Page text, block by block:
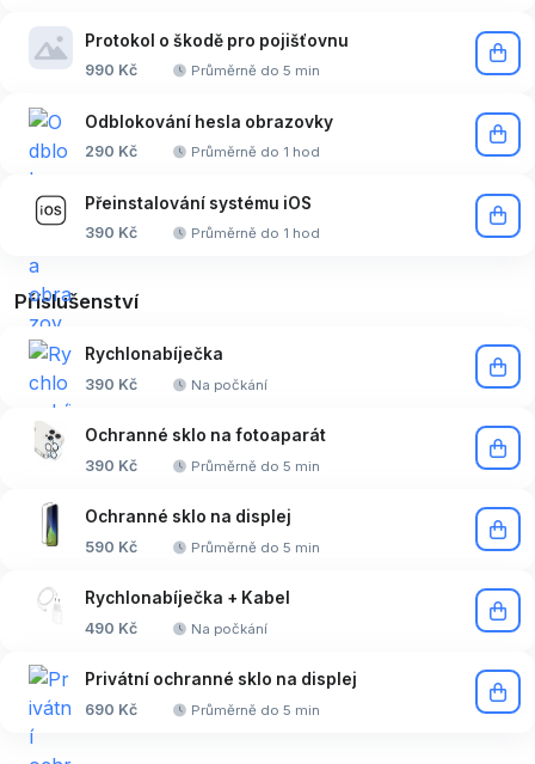
Protokol o škodě pro pojišťovnu
990 Kč Průměrně do 5 min
Odblokování hesla obrazovky
290 Kč Průměrně do 1 hod
Přeinstalování systému iOS
390 Kč Průměrně do 1 hod
Příslušenství
Rychlonabíječka
390 Kč Na počkání
Ochranné sklo na fotoaparát
390 Kč Průměrně do 5 min
Ochranné sklo na displej
590 Kč Průměrně do 5 min
Rychlonabíječka + Kabel
490 Kč Na počkání
Privátní ochranné sklo na displej
690 Kč Průměrně do 5 min